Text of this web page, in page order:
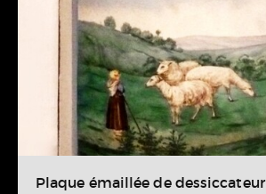
Plaque émaillée de dessiccateur